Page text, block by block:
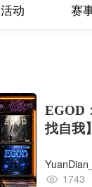
活动 赛
EGOD
找自我】
YuanDian_
1743